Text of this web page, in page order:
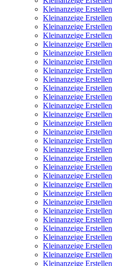
Kleinanzeige Erstellen
Kleinanzeige Erstellen
Kleinanzeige Erstellen
Kleinanzeige Erstellen
Kleinanzeige Erstellen
Kleinanzeige Erstellen
Kleinanzeige Erstellen
Kleinanzeige Erstellen
Kleinanzeige Erstellen
Kleinanzeige Erstellen
Kleinanzeige Erstellen
Kleinanzeige Erstellen
Kleinanzeige Erstellen
Kleinanzeige Erstellen
Kleinanzeige Erstellen
Kleinanzeige Erstellen
Kleinanzeige Erstellen
Kleinanzeige Erstellen
Kleinanzeige Erstellen
Kleinanzeige Erstellen
Kleinanzeige Erstellen
Kleinanzeige Erstellen
Kleinanzeige Erstellen
Kleinanzeige Erstellen
Kleinanzeige Erstellen
Kleinanzeige Erstellen
Kleinanzeige Erstellen
Kleinanzeige Erstellen
Kleinanzeige Erstellen
Kleinanzeige Erstellen